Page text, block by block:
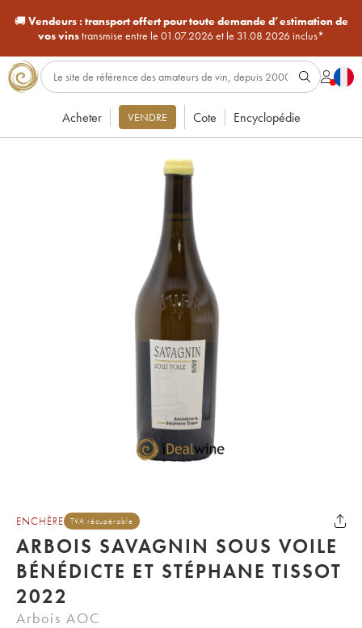
🚚Vendeurs : transport offert pour toute demande d’estimation de
vos vinstransmise entre le 01.07.2026 et le 31.08.2026 inclus*
Acheter VENDRE Cote Encyclopédie
ENCHÈRE TVA récupérable
ARBOIS SAVAGNIN SOUS VOILE
BÉNÉDICTE ET STÉPHANE TISSOT
2022
Arbois AOC